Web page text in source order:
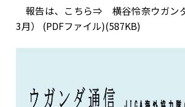
報告は、こちら⇒ 横谷怜奈ウガン
3月） (PDFファイル)(587KB)